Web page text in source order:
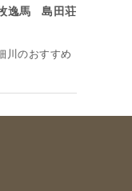
逸馬 島田荘
川のおすすめ